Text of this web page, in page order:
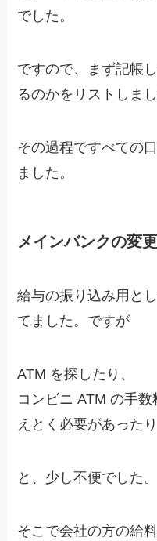
でした。
ですので、まず記帳
るのかをリストしまし
その過程ですべての
ました。
メインバンクの変更
給与の振り込み用と
てました。ですが
ATM を探したり、
コンビニ ATM の手
えとく必要があったり
と、少し不便でした。
そこで会社の方の給